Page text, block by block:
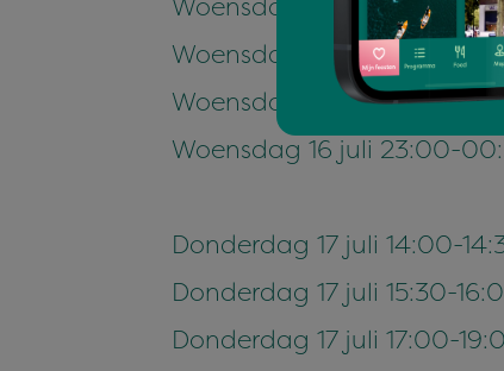
Woensdag 16 juli 15:30-
Woensdag 16 juli 20:00-
Woensdag 16 juli 21:30-
Woensdag 16 juli 23:00-
Donderdag 17 juli 14:00-
Donderdag 17 juli 15:30-
Donderdag 17 juli 17:00-